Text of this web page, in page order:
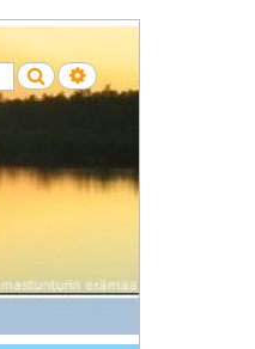
Etsi Tarkennettu haku